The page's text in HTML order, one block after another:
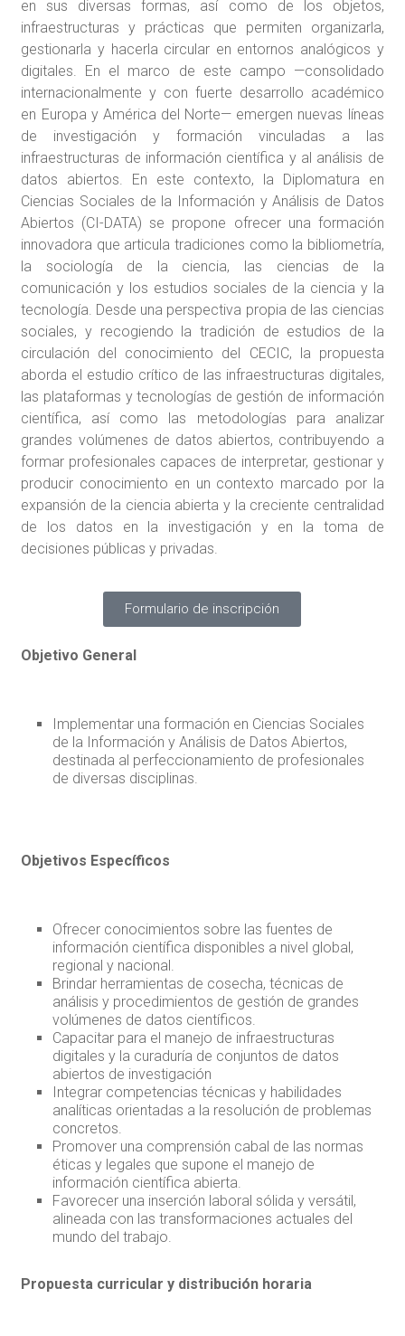
en sus diversas formas, así como de los objetos,
infraestructuras y prácticas que permiten organizarla,
gestionarla y hacerla circular en entornos analógicos y
digitales. En el marco de este campo —consolidado
internacionalmente y con fuerte desarrollo académico
en Europa y América del Norte— emergen nuevas líneas
de investigación y formación vinculadas a las
infraestructuras de información científica y al análisis de
datos abiertos. En este contexto, la Diplomatura en
Ciencias Sociales de la Información y Análisis de Datos
Abiertos (CI-DATA) se propone ofrecer una formación
innovadora que articula tradiciones como la bibliometría,
la sociología de la ciencia, las ciencias de la
comunicación y los estudios sociales de la ciencia y la
tecnología. Desde una perspectiva propia de las ciencias
sociales, y recogiendo la tradición de estudios de la
circulación del conocimiento del CECIC, la propuesta
aborda el estudio crítico de las infraestructuras digitales,
las plataformas y tecnologías de gestión de información
científica, así como las metodologías para analizar
grandes volúmenes de datos abiertos, contribuyendo a
formar profesionales capaces de interpretar, gestionar y
producir conocimiento en un contexto marcado por la
expansión de la ciencia abierta y la creciente centralidad
de los datos en la investigación y en la toma de
decisiones públicas y privadas.
Formulario de inscripción
Objetivo General
Implementar una formación en Ciencias Sociales
de la Información y Análisis de Datos Abiertos,
destinada al perfeccionamiento de profesionales
de diversas disciplinas.
Objetivos Específicos
Ofrecer conocimientos sobre las fuentes de
información científica disponibles a nivel global,
regional y nacional.
Brindar herramientas de cosecha, técnicas de
análisis y procedimientos de gestión de grandes
volúmenes de datos científicos.
Capacitar para el manejo de infraestructuras
digitales y la curaduría de conjuntos de datos
abiertos de investigación
Integrar competencias técnicas y habilidades
analíticas orientadas a la resolución de problemas
concretos.
Promover una comprensión cabal de las normas
éticas y legales que supone el manejo de
información científica abierta.
Favorecer una inserción laboral sólida y versátil,
alineada con las transformaciones actuales del
mundo del trabajo.
Propuesta curricular y distribución horaria